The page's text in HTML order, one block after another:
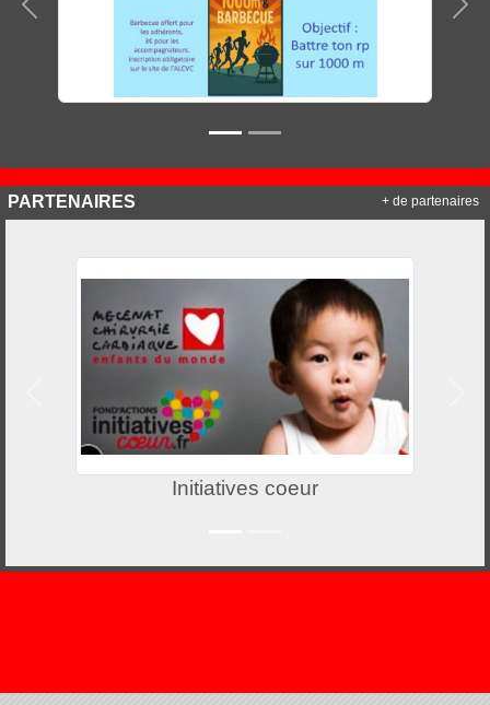
Précedent
PARTENAIRES
Initiatives coeur
Précedent
+ de partenaires